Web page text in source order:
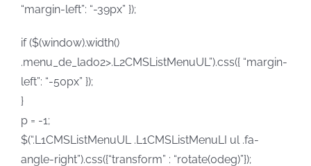
“margin-left”: “-39px” });
if ($(window).width()
.menu_de_lado2>.L2CMSListMenuUL”).css({ “margin-
left”: “-50px” });
}
p = -1;
$(“.L1CMSListMenuUL .L1CMSListMenuLI ul .fa-
angle-right”).css({“transform” : “rotate(0deg)”});